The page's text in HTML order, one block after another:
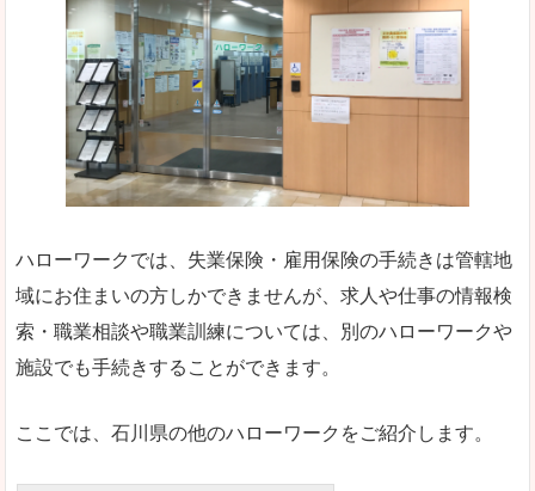
ハローワークでは、失業保険・雇用保険の手続きは管轄地
域にお住まいの方しかできませんが、求人や仕事の情報検
索・職業相談や職業訓練については、別のハローワークや
施設でも手続きすることができます。
ここでは、石川県の他のハローワークをご紹介します。